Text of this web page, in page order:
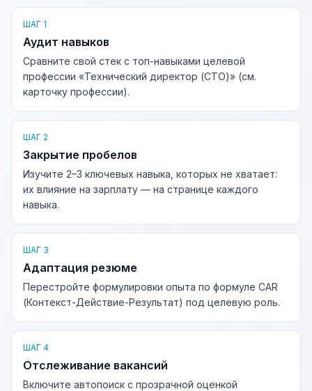
ШАГ 1
Аудит навыков
Сравните свой стек с топ-навыками целевой
профессии «Технический директор (CTO)» (см.
карточку профессии).
ШАГ 2
Закрытие пробелов
Изучите 2–3 ключевых навыка, которых не хватает:
их влияние на зарплату — на странице каждого
навыка.
ШАГ 3
Адаптация резюме
Перестройте формулировки опыта по формуле CAR
(Контекст-Действие-Результат) под целевую роль.
ШАГ 4
Отслеживание вакансий
Включите автопоиск с прозрачной оценкой